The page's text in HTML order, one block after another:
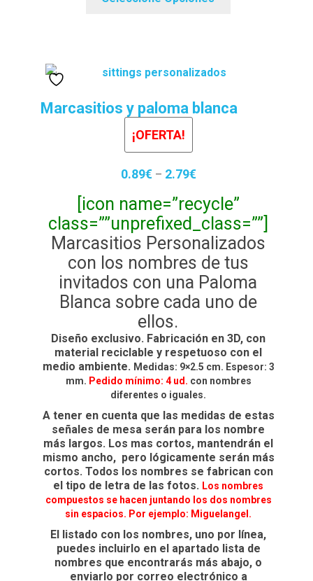
Marcasitios y paloma blanca
¡OFERTA!
0.89€– 2.79€
[icon name=”recycle”
class=””unprefixed_class=””]
Marcasitios Personalizados
con los nombres de tus
invitados con una Paloma
Blanca sobre cada uno de
ellos.
Diseño exclusivo. Fabricación en 3D, con
material reciclable y respetuoso con el
medio ambiente. Medidas: 9×2.5 cm. Espesor: 3
mm. Pedido mínimo: 4 ud. con nombres
diferentes o iguales.
A tener en cuenta que las medidas de estas
señales de mesa serán para los nombre
más largos. Los mas cortos, mantendrán el
mismo ancho, pero lógicamente serán más
cortos. Todos los nombres se fabrican con
el tipo de letra de las fotos. Los nombres
compuestos se hacen juntando los dos nombres
sin espacios. Por ejemplo: Miguelangel.
El listado con los nombres, uno por línea,
puedes incluirlo en el apartado lista de
nombres que encontrarás más abajo, o
enviarlo por correo electrónico a